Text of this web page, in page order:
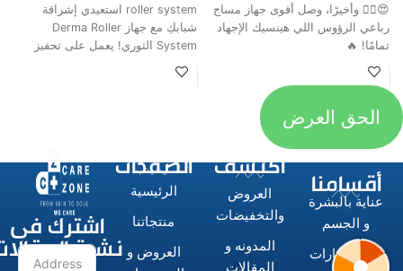
😍💆‍♂️ وأخيرًا، وصل أقوى جهاز مساج
رباعي الرؤوس اللي هينسيك الإجهاد
تمامًا! 🔥
roller system استعيدي إشراقة
شبابكِ مع جهاز Derma Roller
System الثوري! يعمل على تحفيز
أقسامنا
عناية بالبشرة
و الجسم
الاستشوارات
اكتشف
العروض
والتخفيضات
المدونه و
المقالات
الصفحات
الرئيسية
منتجاتنا
العروض و
الحق العرض
اشترك فى
نشرة